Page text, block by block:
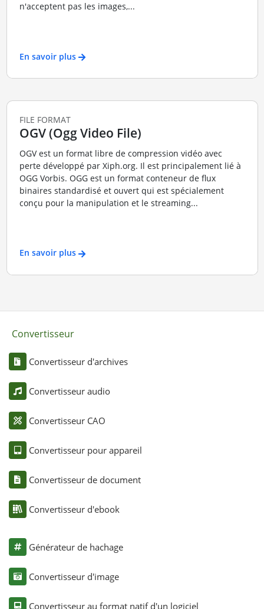
n'acceptent pas les images,...
En savoir plus
FILE FORMAT
OGV (Ogg Video File)
OGV est un format libre de compression vidéo avec
perte développé par Xiph.org. Il est principalement lié à
OGG Vorbis. OGG est un format conteneur de flux
binaires standardisé et ouvert qui est spécialement
conçu pour la manipulation et le streaming...
En savoir plus
Convertisseur
Convertisseur d'archives
Convertisseur audio
Convertisseur CAO
Convertisseur pour appareil
Convertisseur de document
Convertisseur d'ebook
Générateur de hachage
Convertisseur d'image
Convertisseur au format natif d'un logiciel